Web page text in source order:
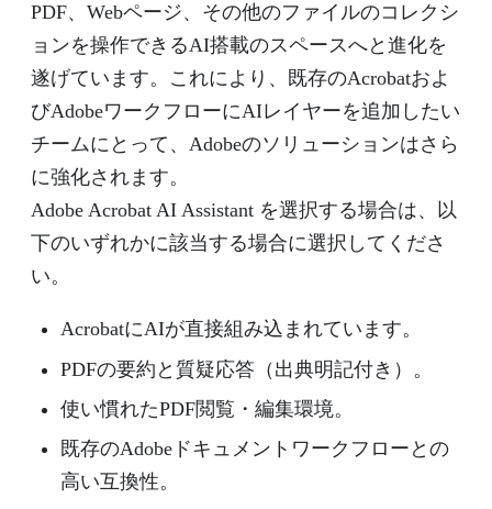
PDF、Webページ、その他のファイルのコレクシ
ョンを操作できるAI搭載のスペースへと進化を
遂げています。これにより、既存のAcrobatおよ
びAdobeワークフローにAIレイヤーを追加したい
チームにとって、Adobeのソリューションはさら
に強化されます。
Adobe Acrobat AI Assistant を選択する場合は、以
下のいずれかに該当する場合に選択してくださ
い。
AcrobatにAIが直接組み込まれています。
PDFの要約と質疑応答（出典明記付き）。
使い慣れたPDF閲覧・編集環境。
既存のAdobeドキュメントワークフローとの
高い互換性。